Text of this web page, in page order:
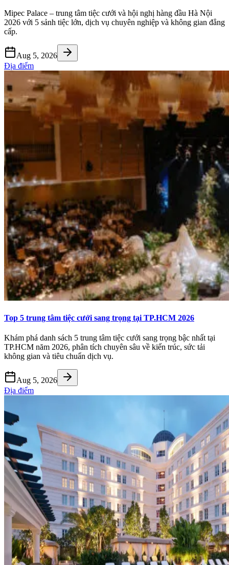
Mipec Palace – trung tâm tiệc cưới và hội nghị hàng đầu Hà Nội
2026 với 5 sảnh tiệc lớn, dịch vụ chuyên nghiệp và không gian đẳng
cấp.
Aug 5, 2026
Địa điểm
Top 5 trung tâm tiệc cưới sang trọng tại TP.HCM 2026
Khám phá danh sách 5 trung tâm tiệc cưới sang trọng bậc nhất tại
TP.HCM năm 2026, phân tích chuyên sâu về kiến trúc, sức tải
không gian và tiêu chuẩn dịch vụ.
Aug 5, 2026
Địa điểm